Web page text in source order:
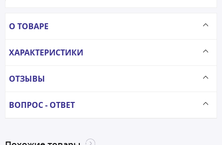
О ТОВАРЕ
ХАРАКТЕРИСТИКИ
ОТЗЫВЫ
ВОПРОС - ОТВЕТ